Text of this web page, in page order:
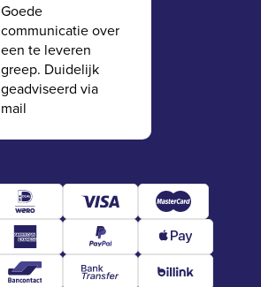
Goede
communicatie over
een te leveren
greep. Duidelijk
geadviseerd via
mail